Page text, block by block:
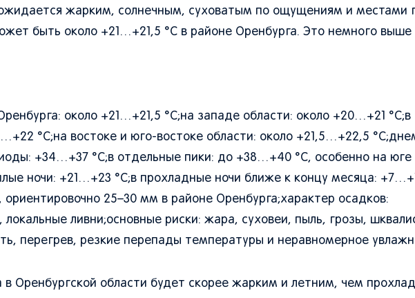
ожидается жарким, солнечным, суховатым по ощущениям и местами
быть около +21…+21,5 °C в районе Оренбурга. Это немного выше
около +21…+21,5 °C;на западе области: около +20…+21 °C;в
°C;на востоке и юго-востоке области: около +21,5…+22,5
+34…+37 °C;в отдельные пики: до +38…+40 °C, особенно на юге
ночи: +21…+23 °C;в прохладные ночи ближе к концу месяца:
25–30 мм в районе Оренбурга;характер осадков:
ливни;основные риски: жара, суховеи, пыль, грозы,
перегрев, резкие перепады температуры и неравномерное
в Оренбургской области будет скорее жарким и летним, чем